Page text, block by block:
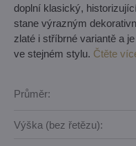
doplní klasický,
stane výrazným
zlaté i stříbrné variantě a
ve stejném stylu. Čtěte
Průměr:
Výška (bez řetězu):